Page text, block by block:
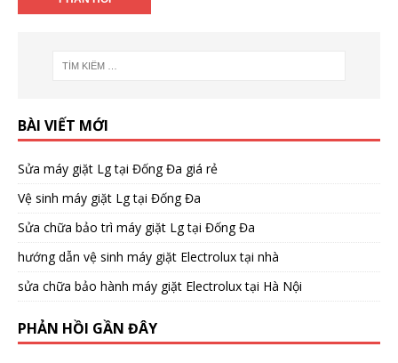
BÀI VIẾT MỚI
Sửa máy giặt Lg tại Đống Đa giá rẻ
Vệ sinh máy giặt Lg tại Đống Đa
Sửa chữa bảo trì máy giặt Lg tại Đống Đa
hướng dẫn vệ sinh máy giặt Electrolux tại nhà
sửa chữa bảo hành máy giặt Electrolux tại Hà Nội
PHẢN HỒI GẦN ĐÂY